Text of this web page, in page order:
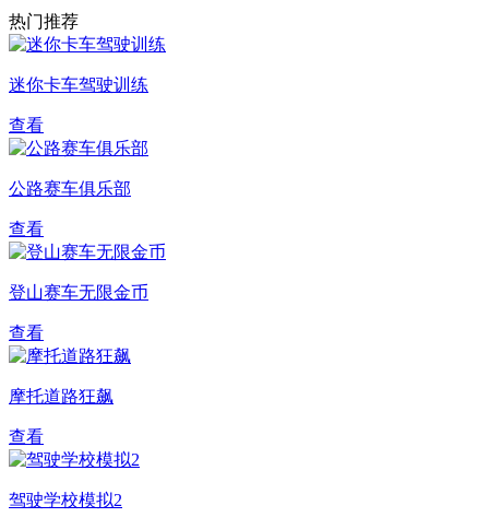
热门推荐
迷你卡车驾驶训练
查看
公路赛车俱乐部
查看
登山赛车无限金币
查看
摩托道路狂飙
查看
驾驶学校模拟2